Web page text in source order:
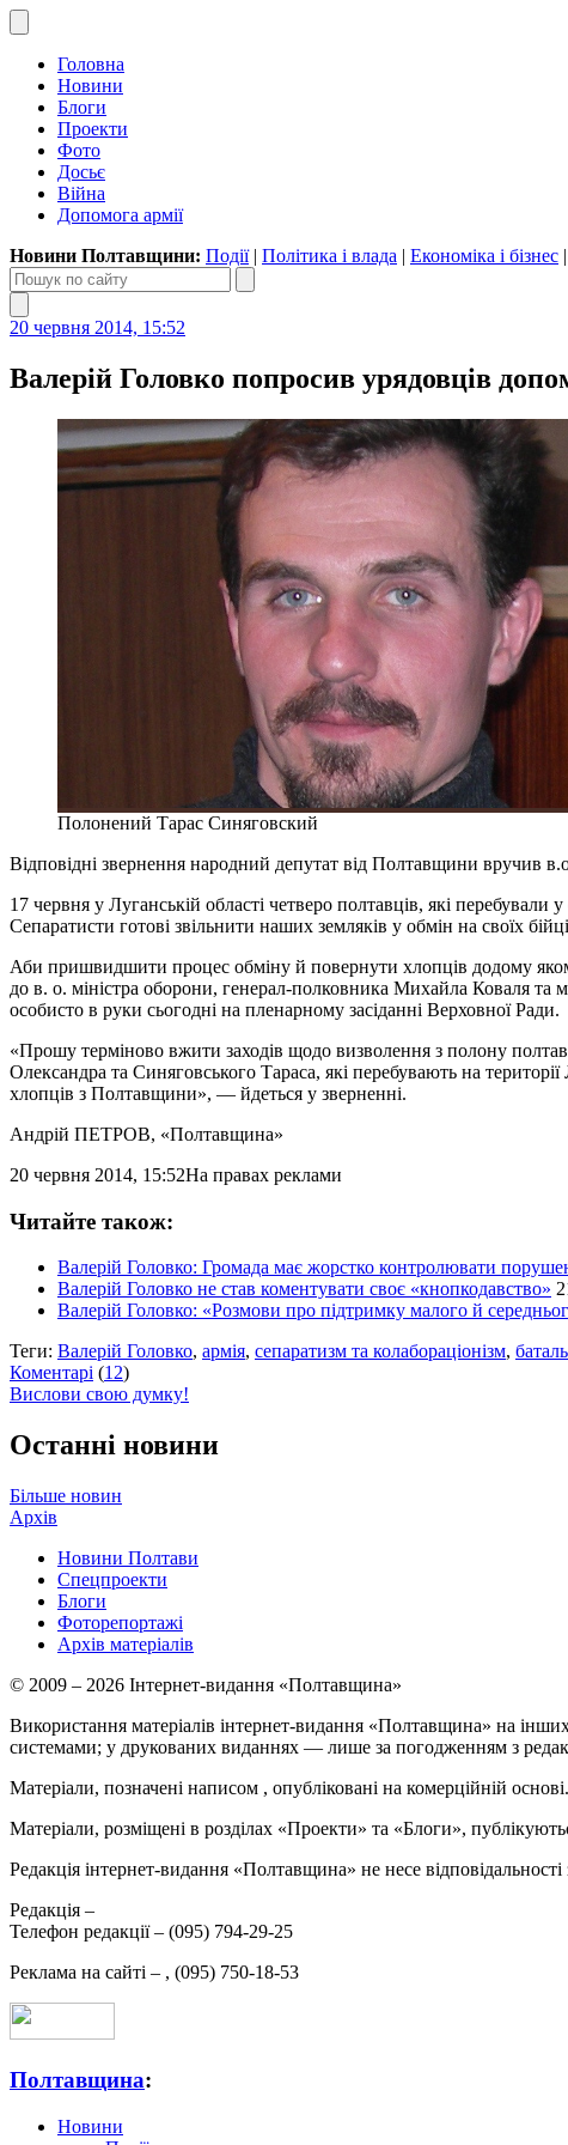
Головна
Новини
Блоги
Проекти
Фото
Досьє
Війна
Допомога армії
Новини Полтавщини: Події| Політика і влада | Економіка і бізнес |
20 червня 2014, 15:52
Валерій Головко попросив урядовців
Полонений Тарас Синяговский
Відповідні звернення народний депутат від Полтавщини вручив
17 червня у Луганській області четверо полтавців, які
Сепаратисти готові звільнити наших земляків у обмін на своїх
Аби пришвидшити процес обміну й повернути хлопців додому
до в. о. міністра оборони, генерал-полковника Михайла Коваля та
особисто в руки сьогодні на пленарному засіданні Верховної Ради.
«Прошу терміново вжити заходів щодо визволення з полону
Олександра та Синяговського Тараса, які перебувають на
хлопців з Полтавщини», — йдеться у зверненні.
Андрій ПЕТРОВ, «Полтавщина»
20 червня 2014, 15:52На правах реклами
Читайте також:
Валерій Головко: Громада має жорстко контролювати
Валерій Головко не став коментувати своє «кнопкодавство»
Валерій Головко: «Розмови про підтримку малого й
Теги: Валерій Головко, армія, сепаратизм та колабораціонізм,
Коментарі (12)
Вислови свою думку!
Останні новини
Більше новин
Архів
Новини Полтави
Спецпроекти
Блоги
Фоторепортажі
Архів матеріалів
© 2009 – 2026 Інтернет-видання «Полтавщина»
Використання матеріалів інтернет-видання «Полтавщина» на
системами; у друкованих виданнях — лише за погодженням з
Матеріали, позначені написом , опубліковані на комерційній основі.
Матеріали, розміщені в розділах «Проекти» та «Блоги»,
Редакція інтернет-видання «Полтавщина» не несе
Редакція –
Телефон редакції – (095) 794-29-25
Реклама на сайті – , (095) 750-18-53
Полтавщина:
Новини